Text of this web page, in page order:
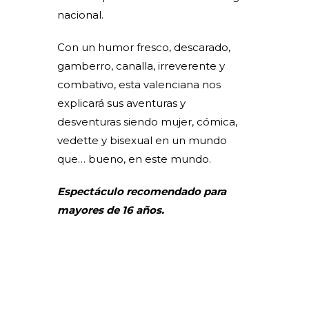
nacional.
Con un humor fresco, descarado,
gamberro, canalla, irreverente y
combativo, esta valenciana nos
explicará sus aventuras y
desventuras siendo mujer, cómica,
vedette y bisexual en un mundo
que… bueno, en este mundo.
Espectáculo recomendado para
mayores de 16 años.